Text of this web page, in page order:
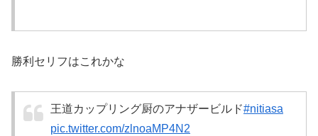
勝利セリフはこれかな
王道カップリング厨のアナザービルド#nitiasa
pic.twitter.com/zlnoaMP4N2